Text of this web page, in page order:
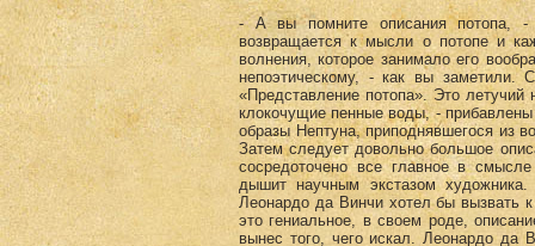
- А вы помните описания потопа, -
возвращается к мысли о потопе и
волнения, которое занимало его
непоэтическому, - как вы заметили.
«Представление потопа». Это
клокочущие пенные воды, -
образы Нептуна, приподнявшегося из
Затем следует довольно большое
сосредоточено все главное в
дышит научным экстазом
Леонардо да Винчи хотел бы вызвать
это гениальное, в своем роде,
вынес того, чего искал. Леонардо да